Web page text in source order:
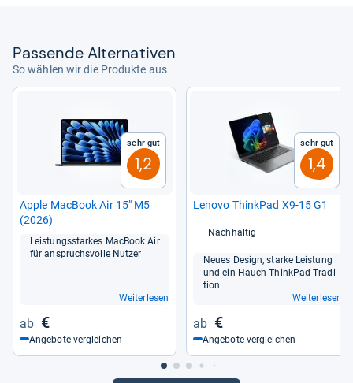
Pas­sende Alter­na­ti­ven
So wählen wir die Produkte aus
Sehr gut
1,2
Apple Mac­Book Air 15" M5
(2026)
Leis­tungs­star­kes Mac­Book Air
für anspruchs­volle Nut­zer
Weiterlesen
€
Angebote vergleichen
Sehr gut
1,4
Lenovo Think­Pad X9-​15 G1
Nachhaltig
Neues Design, starke Leis­tung
und ein Hauch Think­Pad-​Tra­di­
tion
Weiterlesen
€
Angebote vergleichen